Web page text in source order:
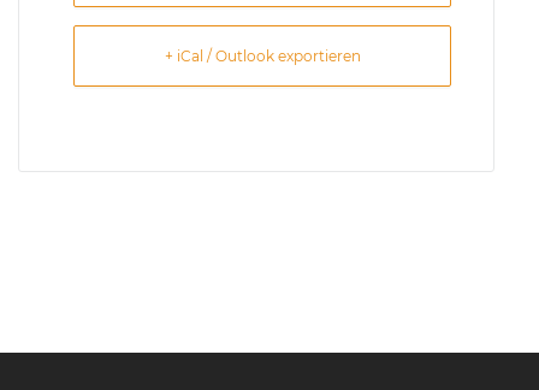
+ iCal / Outlook exportieren